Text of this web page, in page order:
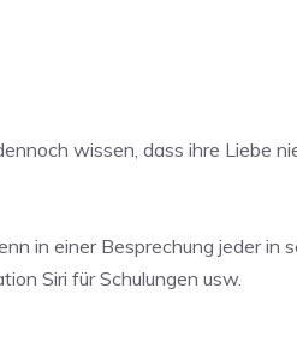
wissen, dass ihre Liebe
in einer Besprechung jeder
Siri für Schulungen usw.